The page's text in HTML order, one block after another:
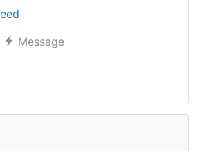
Message